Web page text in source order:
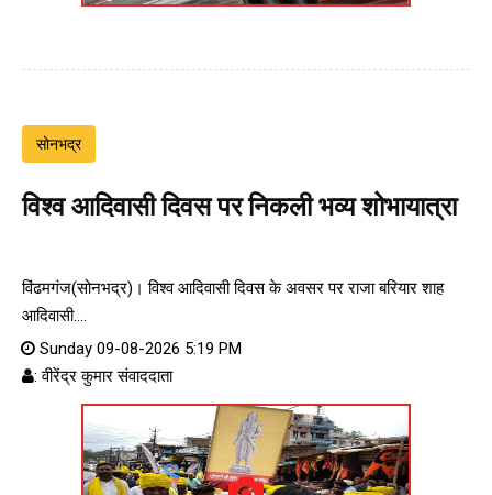
सोनभद्र
विश्व आदिवासी दिवस पर निकली भव्य शोभायात्रा
विंढमगंज(सोनभद्र)। विश्व आदिवासी दिवस के अवसर पर राजा बरियार शाह
आदिवासी....
Sunday 09-08-2026 5:19 PM
: वीरेंद्र कुमार संवाददाता